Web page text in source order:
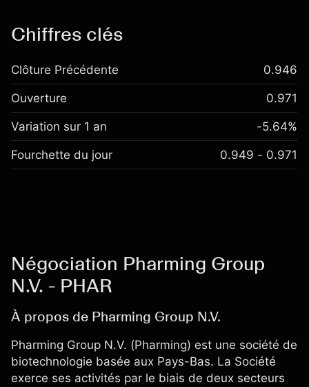
Chiffres clés
Clôture Précédente 0.946
Ouverture 0.971
Variation sur 1 an -5.64%
Fourchette du jour 0.949 - 0.971
Négociation Pharming Group
N.V. - PHAR
À propos de Pharming Group N.V.
Pharming Group N.V. (Pharming) est une société de
biotechnologie basée aux Pays-Bas. La Société
exerce ses activités par le biais de deux secteurs